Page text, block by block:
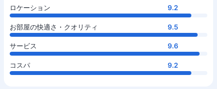
ロケーション 9.2
お部屋の快適さ・クオリティ 9.5
サービス 9.6
コスパ 9.2